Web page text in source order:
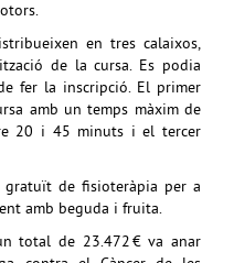
en tres calaixos,
de la cursa. Es podia
fer la inscripció. El primer
amb un temps màxim de
20 i 45 minuts i el tercer
gratuït de fisioteràpia per a
amb beguda i fruita.
total de 23.472 € va anar